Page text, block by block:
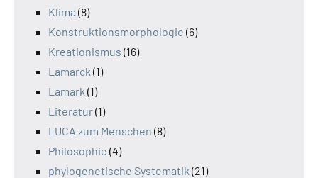
Klima (8)
Konstruktionsmorphologie (6)
Kreationismus (16)
Lamarck (1)
Lamark (1)
Literatur(1)
LUCA zum Menschen (8)
Philosophie (4)
phylogenetische Systematik (21)